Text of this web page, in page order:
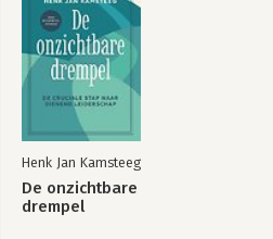
Henk Jan Kamsteeg
De onzichtbare
drempel